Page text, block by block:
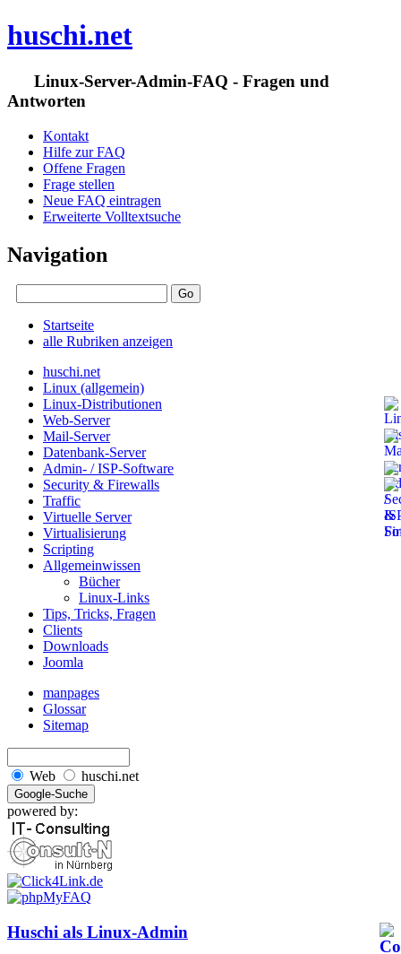
huschi.net
Linux-Server-Admin-FAQ - Fragen und
Antworten
Kontakt
Hilfe zur FAQ
Offene Fragen
Frage stellen
Neue FAQ eintragen
Erweiterte Volltextsuche
Navigation
Startseite
alle Rubriken anzeigen
huschi.net
Linux (allgemein)
Linux-Distributionen
Web-Server
Mail-Server
Datenbank-Server
Admin- / ISP-Software
Security & Firewalls
Traffic
Virtuelle Server
Virtualisierung
Scripting
Allgemeinwissen
Bücher
Linux-Links
Tips, Tricks, Fragen
Clients
Downloads
Joomla
manpages
Glossar
Sitemap
Web huschi.net
powered by:
Huschi als Linux-Admin